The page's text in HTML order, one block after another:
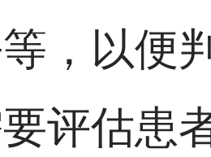
，以便
评估患